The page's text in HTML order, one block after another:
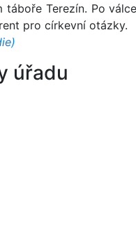
táboře Terezín. Po
pro církevní otázky.
úřadu